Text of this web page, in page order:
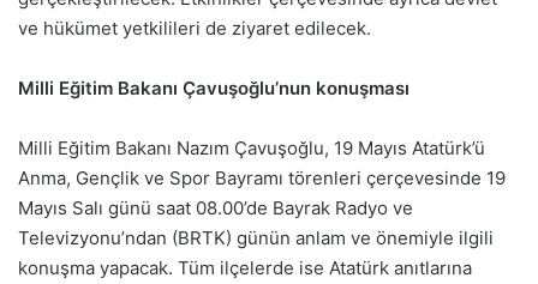
ve hükümet yetkilileri de ziyaret edilecek.
Milli Eğitim Bakanı Çavuşoğlu’nun konuşması
Milli Eğitim Bakanı Nazım Çavuşoğlu, 19 Mayıs Atatürk’ü
Anma, Gençlik ve Spor Bayramı törenleri çerçevesinde 19
Mayıs Salı günü saat 08.00’de Bayrak Radyo ve
Televizyonu’ndan (BRTK) günün anlam ve önemiyle ilgili
konuşma yapacak. Tüm ilçelerde ise Atatürk anıtlarına